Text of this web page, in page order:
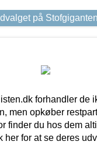
på
forhandler de
men opkøber
finder du hos dem
her for at se deres